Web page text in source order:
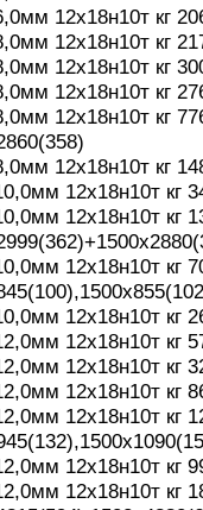
12х18н10т кг
12х18н10т кг
12х18н10т кг
12х18н10т кг
12х18н10т кг
12х18н10т кг
12х18н10т кг
12х18н10т кг
12х18н10т кг
12х18н10т кг
12х18н10т кг
12х18н10т кг
12х18н10т кг
12х18н10т кг
12х18н10т кг
12х18н10т кг